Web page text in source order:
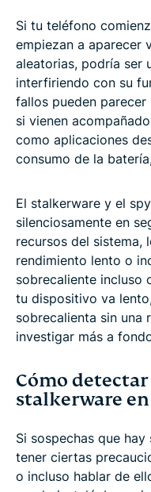
Si tu teléfono
empiezan a aparecer
aleatorias, podría ser
interfiriendo con su
fallos pueden
si vienen
como aplicaciones
consumo de la
El stalkerware y el
silenciosamente en
recursos del sistema,
rendimiento lento o
sobrecaliente incluso
tu dispositivo va
sobrecalienta sin una
investigar más a
Cómo
stalkerware
Si sospechas que
tener ciertas
o incluso hablar de